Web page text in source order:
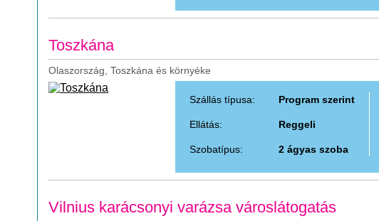
Toszkána
Olaszország, Toszkána és környéke
Szállás típusa: Program szerint
Ellátás: Reggeli
Szobatípus: 2 ágyas szoba
Vilnius karácsonyi varázsa városlátogatás